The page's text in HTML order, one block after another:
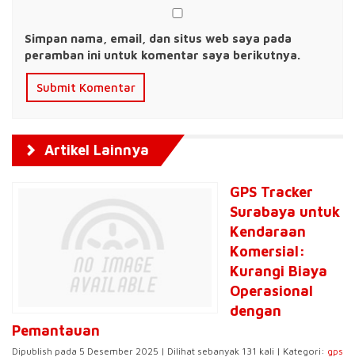
Simpan nama, email, dan situs web saya pada
peramban ini untuk komentar saya berikutnya.
Artikel Lainnya
GPS Tracker
Surabaya untuk
Kendaraan
Komersial:
Kurangi Biaya
Operasional
dengan
Pemantauan
Dipublish pada 5 Desember 2025 | Dilihat sebanyak 131 kali | Kategori: gps